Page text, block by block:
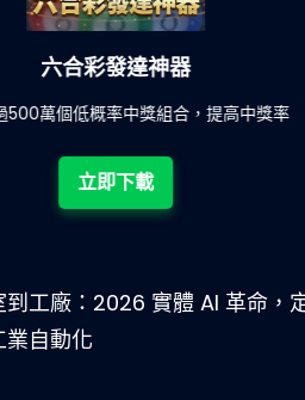
六合彩發達神器
萬個低概率中獎組合，提高中獎率
立即下載
到工廠：2026 實體 AI 革命，
業自動化